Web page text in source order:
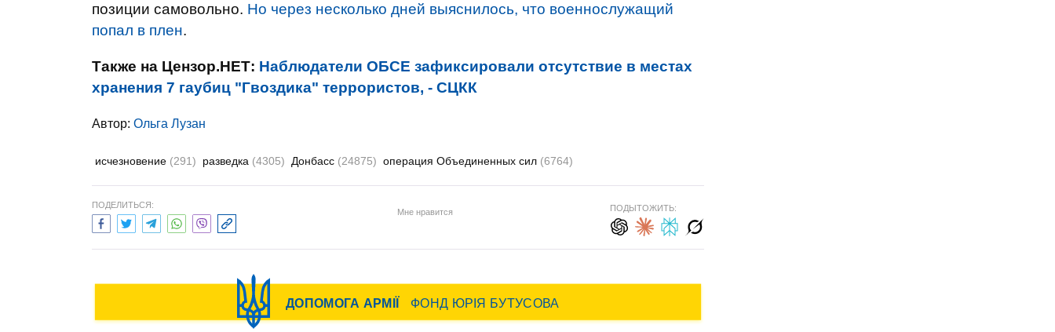
позиции самовольно. Но через несколько дней выяснилось, что военнослужащий
попал в плен.
Также на Цензор.НЕТ: Наблюдатели ОБСЕ зафиксировали отсутствие в местах
хранения 7 гаубиц "Гвоздика" террористов, - СЦКК
Автор: Ольга Лузан
исчезновение (291) разведка (4305) Донбасс (24875) операция Объединенных сил (6764)
ПОДЕЛИТЬСЯ:
Мне нравится ПОДЫТОЖИТЬ: